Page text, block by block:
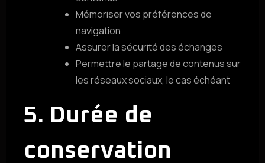
Mémoriser vos préférences de
navigation
Assurer la sécurité des échanges
Permettre le partage de contenus sur
les réseaux sociaux, le cas échéant
5. Durée de
conservation